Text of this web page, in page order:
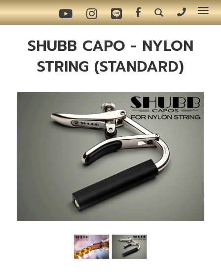
SHUBB CAPO - NYLON
STRING (STANDARD)